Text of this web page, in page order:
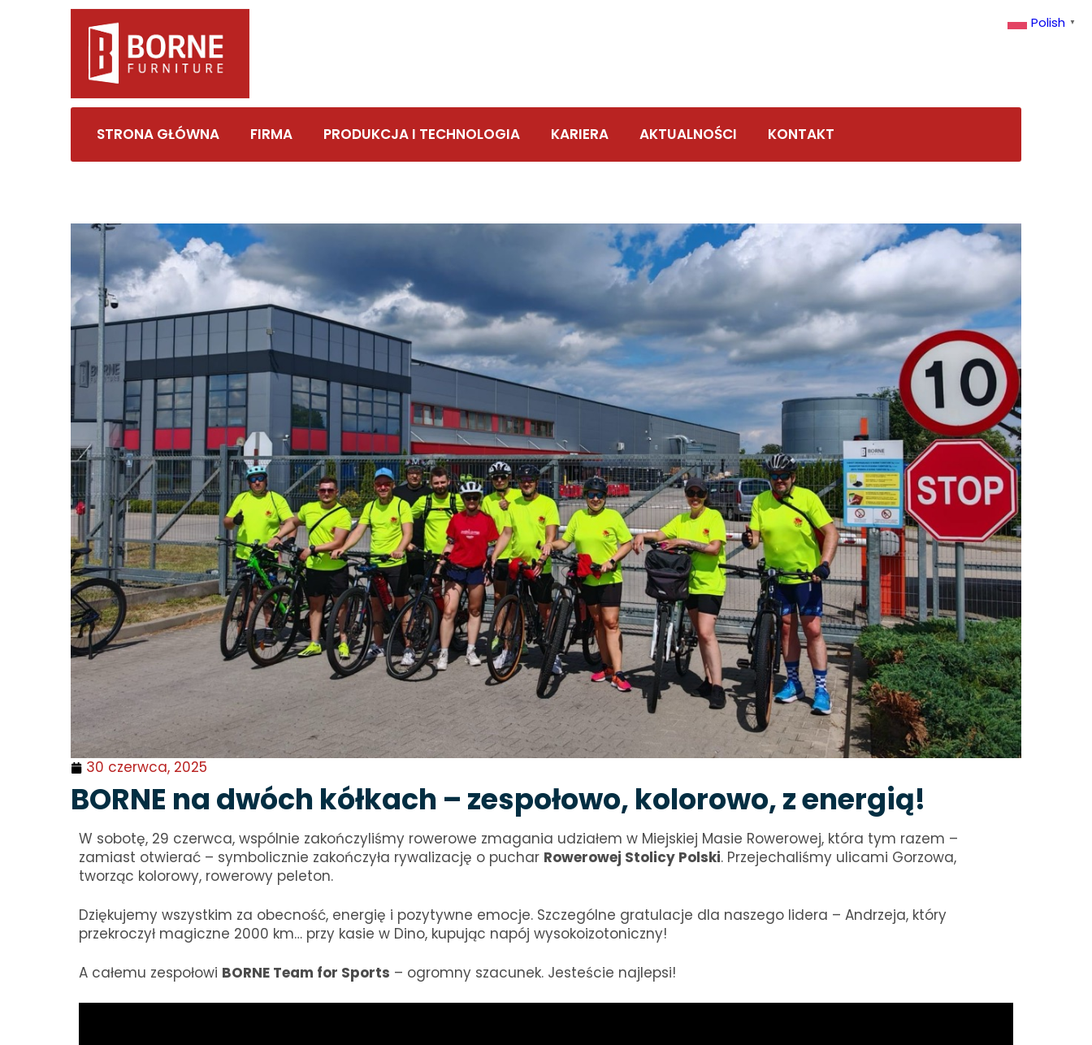
STRONA GŁÓWNA FIRMA PRODUKCJA I TECHNOLOGIA KARIERA AKTUALNOŚCI KONTAKT
30 czerwca, 2025
BORNE na dwóch kółkach – zespołowo, kolorowo, z energią!
W sobotę, 29 czerwca, wspólnie zakończyliśmy rowerowe zmagania udziałem w Miejskiej Masie Rowerowej, która tym razem –
zamiast otwierać – symbolicznie zakończyła rywalizację o puchar Rowerowej Stolicy Polski. Przejechaliśmy ulicami Gorzowa,
tworząc kolorowy, rowerowy peleton.
Dziękujemy wszystkim za obecność, energię i pozytywne emocje. Szczególne gratulacje dla naszego lidera – Andrzeja, który
przekroczył magiczne 2000 km… przy kasie w Dino, kupując napój wysokoizotoniczny!
A całemu zespołowi BORNE Team for Sports – ogromny szacunek. Jesteście najlepsi!
Polish ▼